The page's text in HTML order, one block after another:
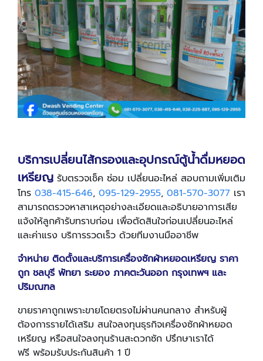
บริการเปลี่ยนไส้กรองและอุปกรณ์ตู้น้ำดื่มหยอด
เหรียญ รับตรวจเช็ค ซ่อม เปลี่ยนอะไหล่ สอบถามเพิ่มเติม
โทร 038-415-646, 095-129-2955, 081-570-3077 เรา
สามารถตรวจหาสาเหตุอย่างละเอียดและอธิบายอาการเสีย
แจ้งให้ลูกค้ารับทราบก่อน เพื่อตัดสินใจก่อนเปลี่ยนอะไหล่
และค่าแรง บริการรวดเร็ว ด้วยทีมงานมืออาชีพ
จำหน่าย ติดตั้งและบริการเครื่องซักผ้าหยอดเหรียญ ราคา
ถูก ชลบุรี พัทยา ระยอง ภาคตะวันออก กรุงเทพฯ และ
ปริมณฑล
ขายราคาถูกเพราะขายโดยตรงไม่ผ่านคนกลาง สำหรับผู้
ต้องการรายได้เสริม สนใจลงทุนธุรกิจเครื่องซักผ้าหยอด
เหรียญ หรือสนใจลงทุนร้านสะดวกซัก ปรึกษาเราได้
ฟรี พร้อมรับประกันสินค้า 1 ปี